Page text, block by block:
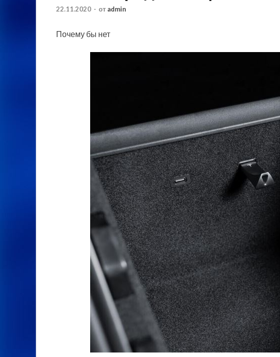
22.11.2020 - от admin
Почему бы нет